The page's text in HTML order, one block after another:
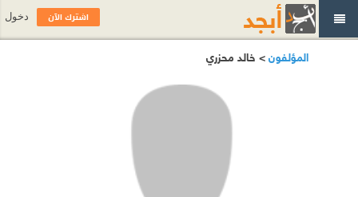
المؤلفون> خالد محزري
اشترك الآن دخول